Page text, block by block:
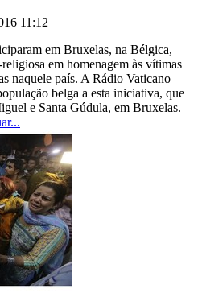
11:12
em Bruxelas, na Bélgica,
em homenagem às vítimas
naquele país. A Rádio Vaticano
belga a esta iniciativa, que
e Santa Gúdula, em Bruxelas.